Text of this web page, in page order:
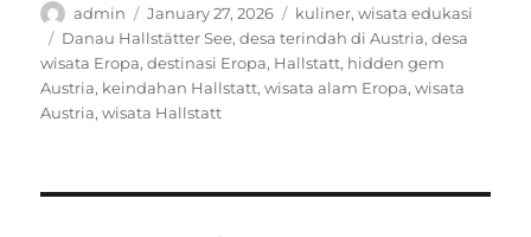
Author
admin
Posted
on
January 27, 2026 Categories
kuliner,wisata edukasi
Tags
Danau Hallstätter See,desa terindah di Austria,desa
wisata Eropa,destinasi Eropa, Hallstatt, hidden gem
Austria, keindahan Hallstatt,wisata alam Eropa,wisata
Austria,wisata Hallstatt